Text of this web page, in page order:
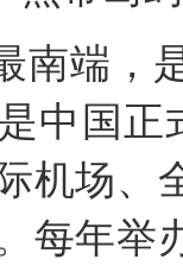
南端，
中国
机场、
每年举